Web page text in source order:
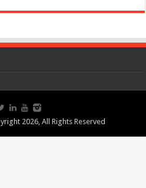
2026, All Rights Reserved